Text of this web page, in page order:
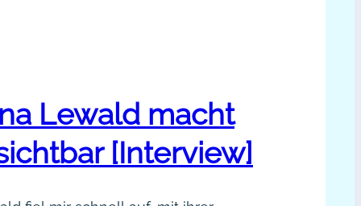
Lewald macht
[Interview]